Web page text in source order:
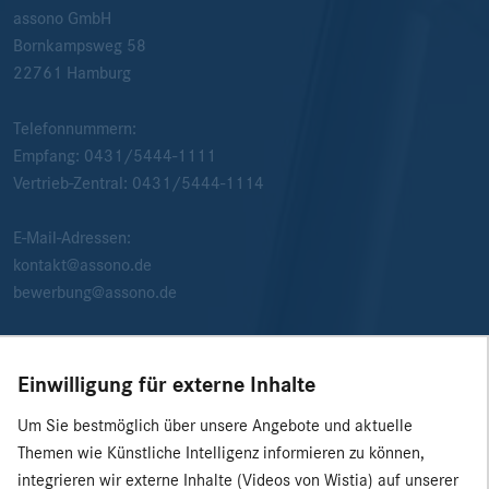
assono GmbH
Bornkampsweg 58
22761
Hamburg
Telefonnummern:
Empfang: 0431/5444-1111
Vertrieb-Zentral: 0431/5444-1114
E-Mail-Adressen:
kontakt@assono.de
bewerbung@assono.de
Einwilligung für externe Inhalte
Um Sie bestmöglich über unsere Angebote und aktuelle
Themen wie Künstliche Intelligenz informieren zu können,
integrieren wir externe Inhalte (Videos von Wistia) auf unserer